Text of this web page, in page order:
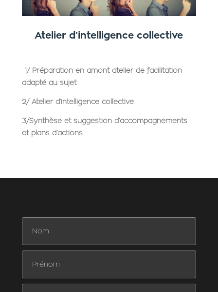
Atelier d’intelligence collective
1/ Préparation en amont atelier de facilitation
adapté au sujet
2/ Atelier d’intelligence collective
3/Synthèse et suggestion d’accompagnements
et plans d’actions